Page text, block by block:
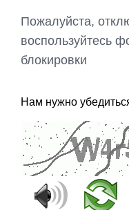
Пожалуйста,
воспользуйтесь
блокировки
Нам нужно